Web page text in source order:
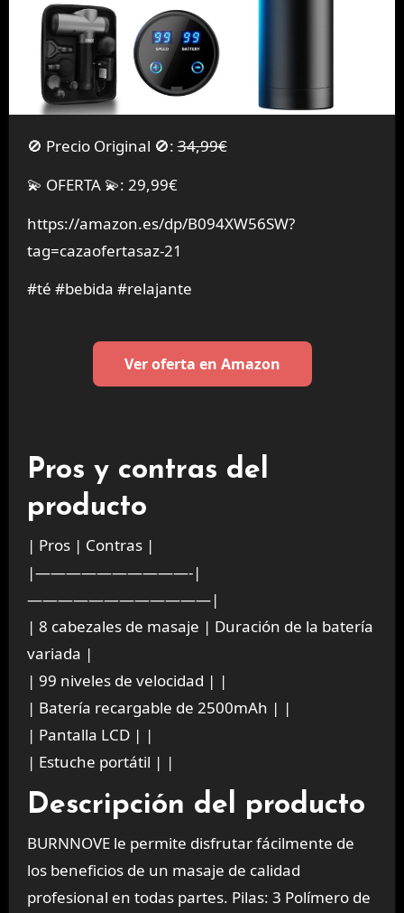
🚫 Precio Original 🚫:34,99€
💫 OFERTA 💫: 29,99€
https://amazon.es/dp/B094XW56SW?
tag=cazaofertasaz-21
#té #bebida #relajante
Ver oferta en Amazon
Pros y contras del
producto
| Pros | Contras |
|——————————-|
————————————|
| 8 cabezales de masaje | Duración de la batería
variada |
| 99 niveles de velocidad | |
| Batería recargable de 2500mAh | |
| Pantalla LCD | |
| Estuche portátil | |
Descripción del producto
BURNNOVE le permite disfrutar fácilmente de
los beneficios de un masaje de calidad
profesional en todas partes. Pilas: 3 Polímero de